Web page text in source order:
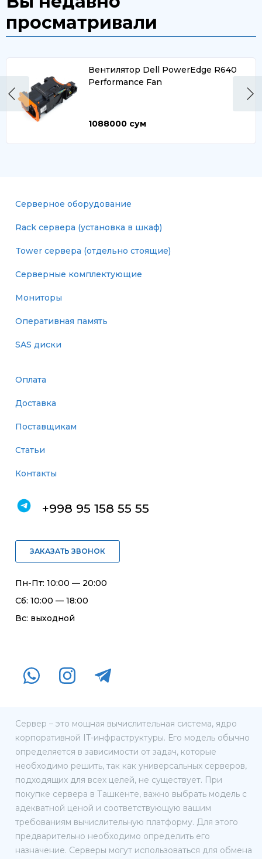
просматривали
Вентилятор Dell PowerEdge R640
Performance Fan
1088000 сум
Серверное оборудование
Rack сервера (установка в шкаф)
Tower сервера (отдельно стоящие)
Серверные комплектующие
Мониторы
Оперативная память
SAS диски
Оплата
Доставка
Поставщикам
Статьи
Контакты
+998 95 158 55 55
ЗАКАЗАТЬ ЗВОНОК
Пн-Пт: 10:00 — 20:00
Сб: 10:00 — 18:00
Вс: выходной
Сервер – это мощная вычислительная система, ядро
корпоративной IT-инфраструктуры. Его модель обычно
определяется в зависимости от задач, которые
необходимо решить, так как универсальных серверов,
подходящих для всех целей, не существует. При
покупке сервера в Ташкенте, важно выбрать модель с
адекватной ценой и соответствующую вашим
требованиям вычислительную платформу. Для этого
предварительно необходимо определить его
назначение. Серверы могут использоваться для обмена